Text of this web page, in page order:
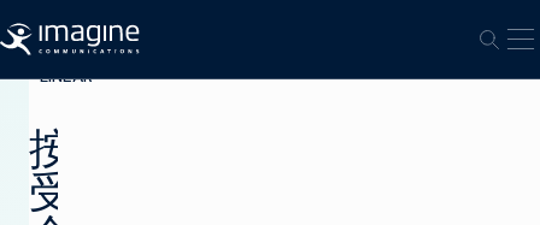
打开
OPTIMIZE
LINEAR
按
受